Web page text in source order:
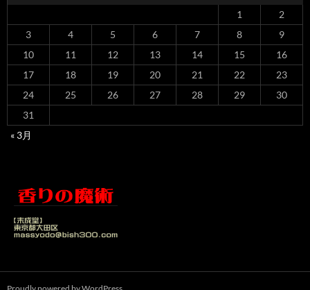
1
2
3
4 5 6 7 8
9
10
11 12 13 14 15
16
17
18 19 20 21 22
23
24
25 26 27 28 29
30
31
« 3月